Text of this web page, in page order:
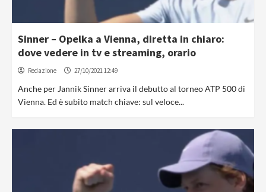
Sinner – Opelka a Vienna, diretta in chiaro:
dove vedere in tv e streaming, orario
Redazione 27/10/2021 12:49
Anche per Jannik Sinner arriva il debutto al torneo ATP 500 di
Vienna. Ed è subito match chiave: sul veloce...